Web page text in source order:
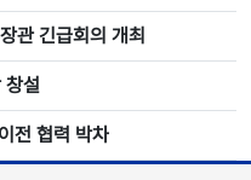
관 긴급회의 개최
창설
전 협력 박차